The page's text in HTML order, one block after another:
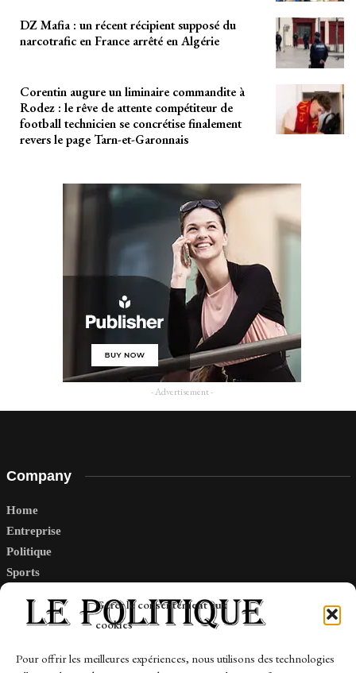
Gérer le consentement aux
cookies
Pour offrir les meilleures expériences, nous utilisons des technologies
DZ Mafia : un récent récipient supposé du
narcotrafic en France arrêté en Algérie
Corentin augure un liminaire commandite à
Rodez : le rêve de attente compétiteur de
football technicien se concrétise finalement
revers le page Tarn-et-Garonnais
- Advertisement -
Company
Home
Entreprise
Politique
Sports